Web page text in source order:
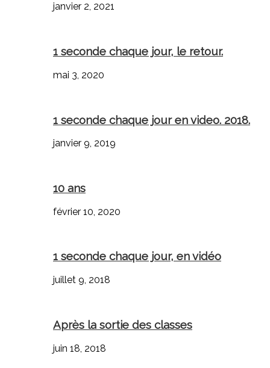
janvier 2, 2021
1 seconde chaque jour, le retour.
mai 3, 2020
1 seconde chaque jour en video. 2018.
janvier 9, 2019
10 ans
février 10, 2020
1 seconde chaque jour, en vidéo
juillet 9, 2018
Après la sortie des classes
juin 18, 2018